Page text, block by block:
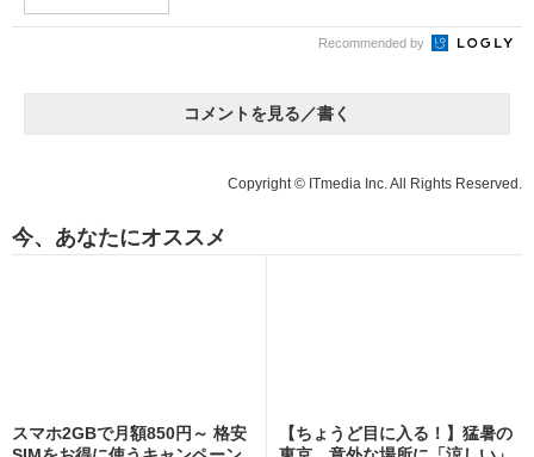
Recommended by
コメントを見る／書く
Copyright © ITmedia Inc. All Rights Reserved.
今、あなたにオススメ
スマホ2GBで月額850円～ 格安
【ちょうど目に入る！】猛暑の